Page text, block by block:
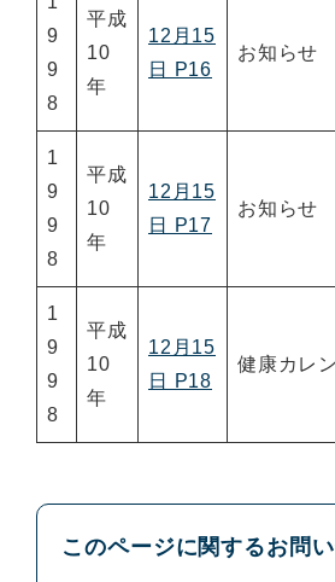
9
9
8
平成
10
年
12月15
日 P16
お知らせ
1
9
9
8
平成
10
年
12月15
日 P17
お知らせ
1
9
9
8
平成
10
年
12月15
日 P18
健康カレ
このページに関するお問